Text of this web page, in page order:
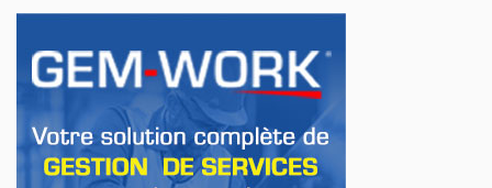
INNOVATION / FLOTTE
en Europe
Jul 22, 2026
AFFAIRES